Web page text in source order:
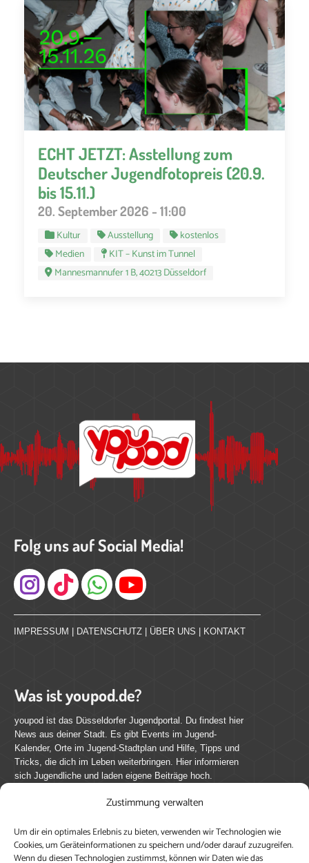
Zustimmung verwalten
Um dir ein optimales Erlebnis zu bieten, verwenden wir Technologien wie
Cookies, um Geräteinformationen zu speichern und/oder darauf zuzugreifen.
Wenn du diesen Technologien zustimmst, können wir Daten wie das
ECHT JETZT: Asstellung zum
Deutscher Jugendfotopreis (20.9.
bis 15.11.)
20. September 2026 - 11:00
Kultur Ausstellung
kostenlos
Medien
KIT – Kunst im Tunnel
Mannesmannufer 1 B, 40213 Düsseldorf
Folg uns auf Social Media!
Instagram
IMPRESSUM DATENSCHUTZ ÜBER UNS KONTAKT
Was ist youpod.de?
youpod ist das Düsseldorfer Jugendportal. Du findest hier
News aus deiner Stadt. Es gibt Events im Jugend-
Kalender, Orte im Jugend-Stadtplan und Hilfe, Tipps und
Tricks, die dich im Leben weiterbringen. Hier informieren
sich Jugendliche und laden eigene Beiträge hoch.
Mach mit bei youpod.de!
youpod.de lebt von Menschen wie dir. Sammel
journalistische Erfahrung, teile deine Perspektive und